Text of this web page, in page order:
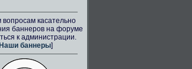
вопросам касательно
баннеров на форуме
к администрации.
баннеры]